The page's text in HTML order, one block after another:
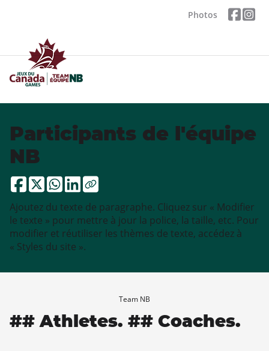
Photos
Participants de l'équipe
NB
Ajoutez du texte de paragraphe. Cliquez sur « Modifier
le texte » pour mettre à jour la police, la taille, etc. Pour
modifier et réutiliser les thèmes de texte, accédez à
« Styles du site ».
Team NB
## Athletes. ## Coaches.